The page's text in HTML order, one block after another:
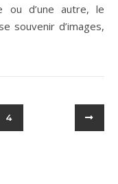
ou d’une autre, le
souvenir d’images,
4